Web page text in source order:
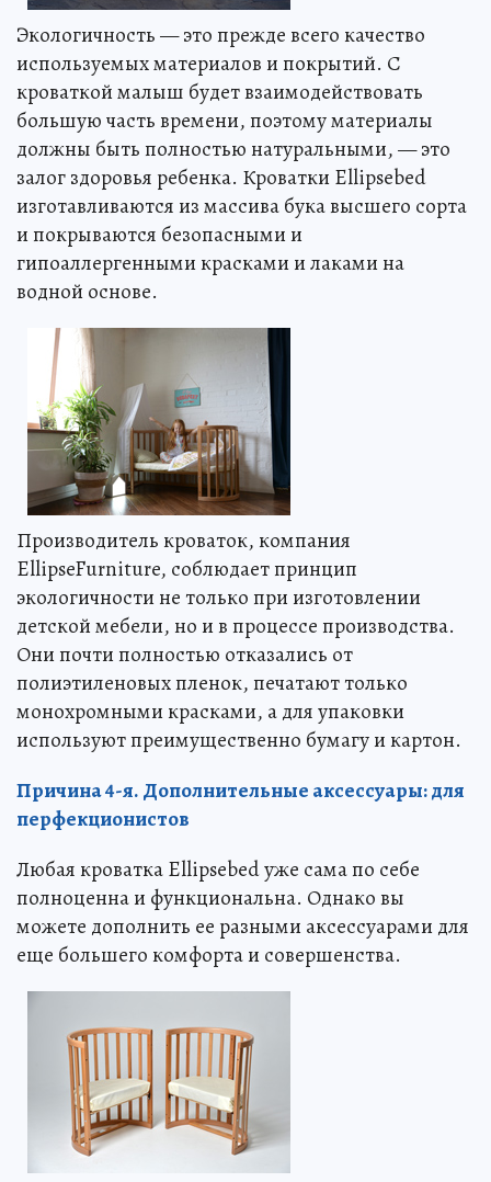
Экологичность — это прежде всего качество
используемых материалов и покрытий. С
кроваткой малыш будет взаимодействовать
большую часть времени, поэтому материалы
должны быть полностью натуральными, — это
залог здоровья ребенка. Кроватки Ellipsebed
изготавливаются из массива бука высшего сорта
и покрываются безопасными и
гипоаллергенными красками и лаками на
водной основе.
Производитель кроваток, компания
EllipseFurniture, соблюдает принцип
экологичности не только при изготовлении
детской мебели, но и в процессе производства.
Они почти полностью отказались от
полиэтиленовых пленок, печатают только
монохромными красками, а для упаковки
используют преимущественно бумагу и картон.
Причина 4-я. Дополнительные аксессуары: для
перфекционистов
Любая кроватка Ellipsebed уже сама по себе
полноценна и функциональна. Однако вы
можете дополнить ее разными аксессуарами для
еще большего комфорта и совершенства.